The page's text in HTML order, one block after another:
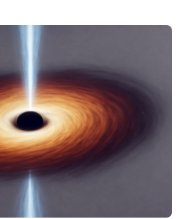
gilt, deren physikalische
Das
Advances veröffentlichte
sciadv.adw8462)
oder Dampfturbinen sind
Sie wandeln thermische
Bewegung um – oder anders
Bewegung. In
Experimenten ist es in den…